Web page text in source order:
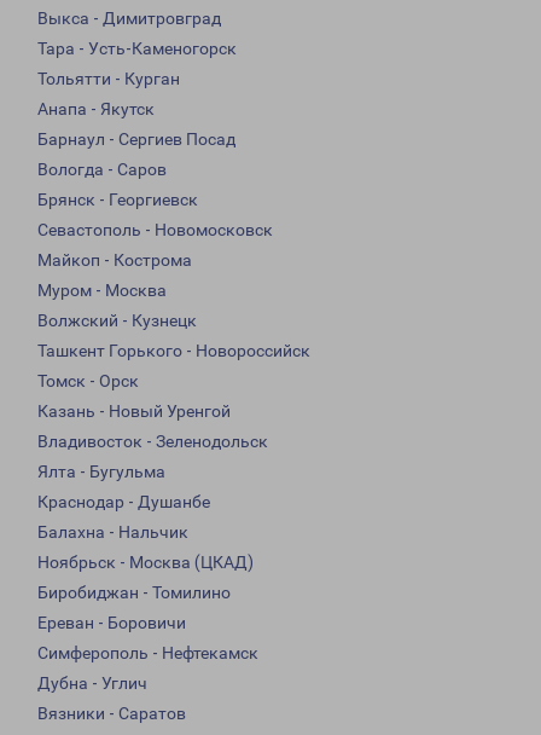
Выкса - Димитровград
Тара - Усть-Каменогорск
Тольятти - Курган
Анапа - Якутск
Барнаул - Сергиев Посад
Вологда - Саров
Брянск - Георгиевск
Севастополь - Новомосковск
Майкоп - Кострома
Муром - Москва
Волжский - Кузнецк
Ташкент Горького - Новороссийск
Томск - Орск
Казань - Новый Уренгой
Владивосток - Зеленодольск
Ялта - Бугульма
Краснодар - Душанбе
Балахна - Нальчик
Ноябрьск - Москва (ЦКАД)
Биробиджан - Томилино
Ереван - Боровичи
Симферополь - Нефтекамск
Дубна - Углич
Вязники - Саратов